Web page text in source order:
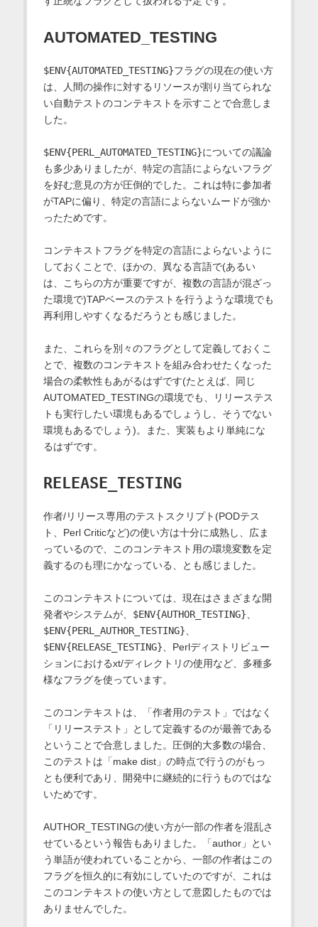
AUTOMATED_TESTING
$ENV{AUTOMATED_TESTING}フラグの現在の使い方
は、人間の操作に対するリソースが割り当てられな
い自動テストのコンテキストを示すことで合意しま
した。
$ENV{PERL_AUTOMATED_TESTING}についての議論
も多少ありましたが、特定の言語によらないフラグ
を好む意見の方が圧倒的でした。これは特に参加者
がTAPに偏り、特定の言語によらないムードが強か
ったためです。
コンテキストフラグを特定の言語によらないように
しておくことで、ほかの、異なる言語で(あるい
は、こちらの方が重要ですが、複数の言語が混ざっ
た環境で)TAPベースのテストを行うような環境でも
再利用しやすくなるだろうとも感じました。
また、これらを別々のフラグとして定義しておくこ
とで、複数のコンテキストを組み合わせたくなった
場合の柔軟性もあがるはずです(たとえば、同じ
AUTOMATED_TESTINGの環境でも、リリーステス
トも実行したい環境もあるでしょうし、そうでない
環境もあるでしょう)。また、実装もより単純にな
るはずです。
RELEASE_TESTING
作者/リリース専用のテストスクリプト(PODテス
ト、Perl Criticなど)の使い方は十分に成熟し、広ま
っているので、このコンテキスト用の環境変数を定
義するのも理にかなっている、とも感じました。
このコンテキストについては、現在はさまざまな開
発者やシステムが、 $ENV{AUTHOR_TESTING}
$ENV{PERL_AUTHOR_TESTING}
$ENV{RELEASE_TESTING} 、Perlディストリビュー
ションにおけるxt/ディレクトリの使用など、多種多
様なフラグを使っています。
このコンテキストは、「作者用のテスト」ではなく
「リリーステスト」として定義するのが最善である
ということで合意しました。圧倒的大多数の場合、
このテストは「make dist」の時点で行うのがもっ
とも便利であり、開発中に継続的に行うものではな
いためです。
AUTHOR_TESTINGの使い方が一部の作者を混乱さ
せているという報告もありました。「author」とい
う単語が使われていることから、一部の作者はこの
フラグを恒久的に有効にしていたのですが、これは
このコンテキストの使い方として意図したものでは
ありませんでした。